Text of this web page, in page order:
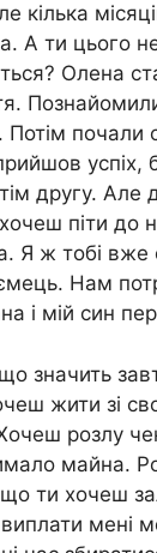
кілька
А ти цього
Олена
почали
успіх,
другу. Але
піти до
Я ж тобі вже
Нам
і мій син
значить
жити зі
розлу
майна.
ти хочеш
мені